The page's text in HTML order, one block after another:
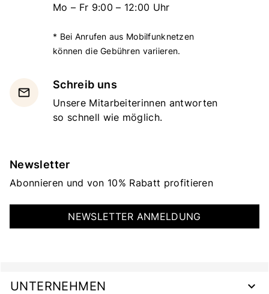
Mo – Fr 9:00 – 12:00 Uhr
* Bei Anrufen aus Mobilfunknetzen
können die Gebühren variieren.
email
Schreib uns
Unsere Mitarbeiterinnen antworten
so schnell wie möglich.
Newsletter
Abonnieren und von 10% Rabatt profitieren
NEWSLETTER ANMELDUNG
UNTERNEHMEN